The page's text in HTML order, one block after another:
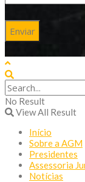
No Result
View All Result
Início
Sobre a AGM
Presidentes
Assessoria
Notícias